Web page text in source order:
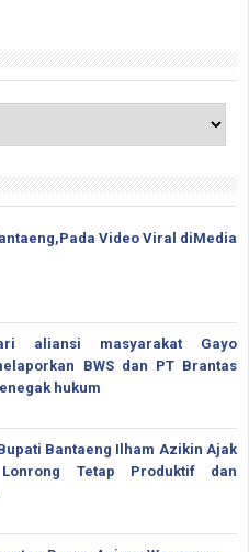
Video Viral diMedia
aliansi masyarakat Gayo
BWS dan PT Brantas
hukum
Bantaeng Ilham Azikin Ajak
Tetap Produktif dan